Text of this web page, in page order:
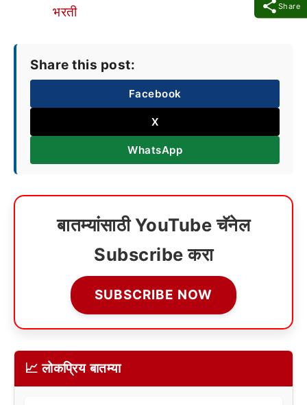
Share
भरती
Share this post:
Facebook
X
WhatsApp
बातम्यांसाठी YouTube चॅनेल
Subscribe करा
SUBSCRIBE NOW
📈 लोकप्रिय बातम्या